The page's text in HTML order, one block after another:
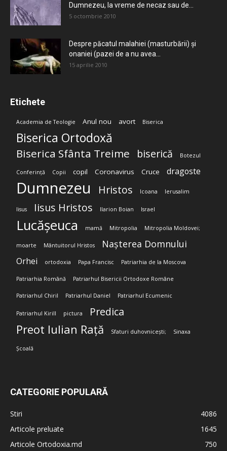
Dumnezeu, la vreme de necaz sau de...
5 octombrie 2010
Despre păcatul malahiei (masturbării) şi
onaniei (pazei de a nu avea...
15 aprilie 2010
Etichete
Academia de Teologie Anul nou avort Biserica
Biserica Ortodoxă
Biserica Sfânta Treime biserică Botezul
Conferință Copii copil Coronavirus Cruce dragoste
Dumnezeu Hristos Icoana Ierusalim
Iisus Iisus Hristos Ilarion Boian Israel
Lucășeuca mamă Mitropolia Mitropolia Moldovei;
moarte Mântuitorul Hristos Nașterea Domnului
Orhei ortodoxia Papa Francisc Patriarhia de la Moscova
Patriarhia Română Patriarhul Bisericii Ortodoxe Române
Patriarhul Chiril Patriarhul Daniel Patriarhul Ecumenic
Patriarhul Kirill pictura Predica
Preot Iulian Rață Sfaturi duhovnicești; Sinaxa
Școală
CATEGORIE POPULARĂ
Stiri
4086
Articole preluate
1645
Articole Ortodoxia.md
750